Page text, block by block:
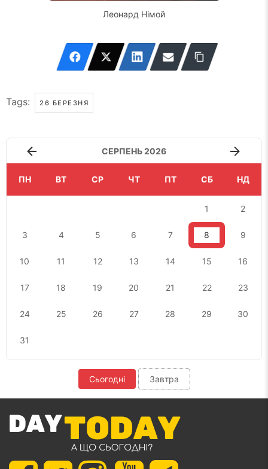
Леонард Німой
Tags: 26 БЕРЕЗНЯ
СЕРПЕНЬ 2026
ПН ВТ СР ЧТ ПТ СБ НД
1 2
3 4 5 6 7 8 9
10 11 12 13 14 15 16
17 18 19 20 21 22 23
24 25 26 27 28 29 30
31
Сьогодні Завтра